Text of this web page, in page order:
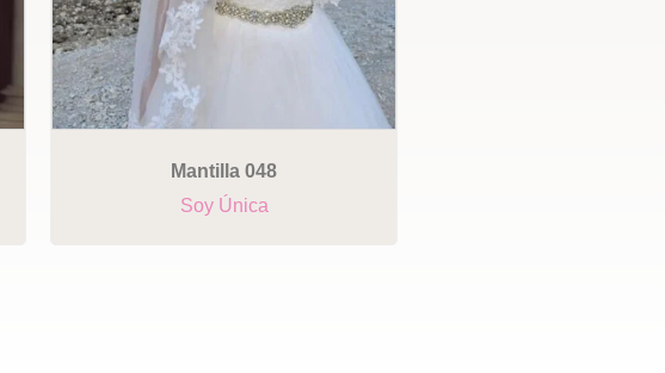
Mantilla 048
Soy Única